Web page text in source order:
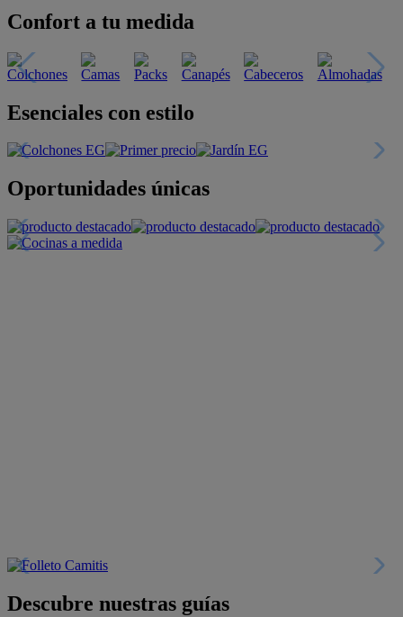
Confort a tu medida
Esenciales con estilo
Oportunidades únicas
Descubre nuestras guías